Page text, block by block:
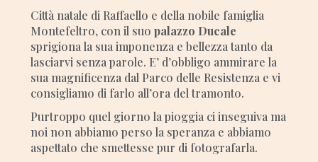
Città natale di Raffaello e della nobile famiglia
Montefeltro, con il suo palazzo Ducale
sprigiona la sua imponenza e bellezza tanto da
lasciarvi senza parole. E’ d’obbligo ammirare la
sua magnificenza dal Parco delle Resistenza e vi
consigliamo di farlo all’ora del tramonto.
Purtroppo quel giorno la pioggia ci inseguiva ma
noi non abbiamo perso la speranza e abbiamo
aspettato che smettesse pur di fotografarla.